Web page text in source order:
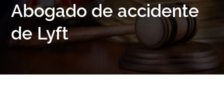
Abogado de accidente
de Lyft